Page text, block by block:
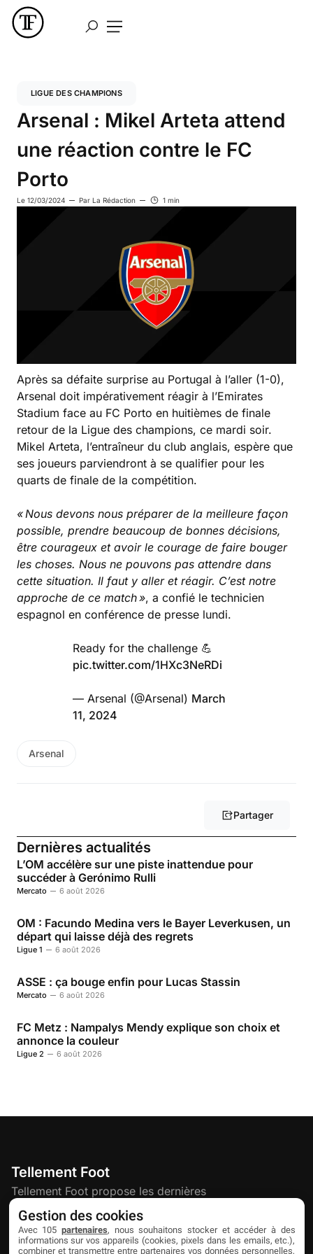
LIGUE DES CHAMPIONS
Arsenal : Mikel Arteta attend
une réaction contre le FC
Porto
Le 12/03/2024 Par La Rédaction 1 min
Après sa défaite surprise au Portugal à l’aller (1-0),
Arsenal doit impérativement réagir à l’Emirates
Stadium face au FC Porto en huitièmes de finale
retour de la Ligue des champions, ce mardi soir.
Mikel Arteta, l’entraîneur du club anglais, espère que
ses joueurs parviendront à se qualifier pour les
quarts de finale de la compétition.
« Nous devons nous préparer de la meilleure façon
possible, prendre beaucoup de bonnes décisions,
être courageux et avoir le courage de faire bouger
les choses. Nous ne pouvons pas attendre dans
cette situation. Il faut y aller et réagir. C’est notre
approche de ce match », a confié le technicien
espagnol en conférence de presse lundi.
Ready for the challenge 💪
pic.twitter.com/1HXc3NeRDi
— Arsenal (@Arsenal) March
11, 2024
Arsenal
Partager
Dernières actualités
L’OM accélère sur une piste inattendue pour
succéder à Gerónimo Rulli
Mercato 6 août 2026
OM : Facundo Medina vers le Bayer Leverkusen, un
départ qui laisse déjà des regrets
Ligue 1 6 août 2026
ASSE : ça bouge enfin pour Lucas Stassin
Mercato 6 août 2026
FC Metz : Nampalys Mendy explique son choix et
annonce la couleur
Ligue 2 6 août 2026
Tellement Foot
Tellement Foot propose les dernières
actualités et nouveautés créatives dédiées
au football.
Gestion des cookies
Avec 105 partenaires, nous souhaitons stocker et accéder à des
informations sur vos appareils (cookies, pixels dans les emails, etc.),
combiner et transmettre entre partenaires vos données personnelles,